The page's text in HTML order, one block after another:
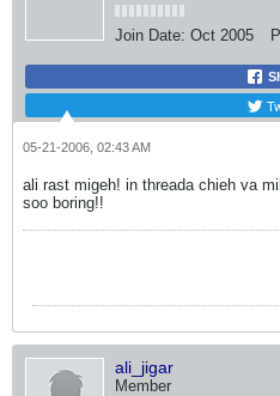
Join Date: Oct 2005
05-21-2006, 02:43 AM
ali rast migeh! in threada chieh va
soo boring!!
ali_jigar
Member